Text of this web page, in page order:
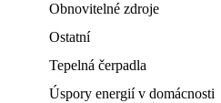
Obnovitelné zdroje
Ostatní
Tepelná čerpadla
Úspory energií v domácnosti